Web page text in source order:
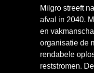
Milgro streeft
afval in 2040.
en
organisatie de
rendabele
reststromen.